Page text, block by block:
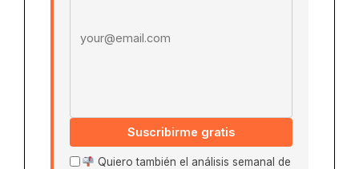
Suscribirme gratis
Quiero también el análisis semanal de